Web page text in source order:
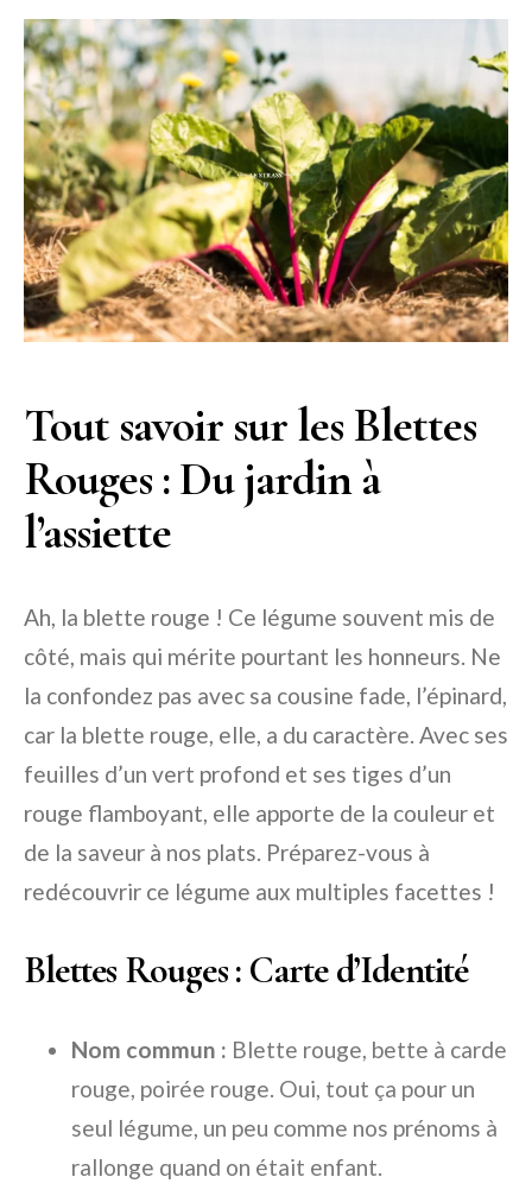
Tout savoir sur les Blettes
Rouges : Du jardin à
l’assiette
Ah, la blette rouge ! Ce légume souvent mis de
côté, mais qui mérite pourtant les honneurs. Ne
la confondez pas avec sa cousine fade, l’épinard,
car la blette rouge, elle, a du caractère. Avec ses
feuilles d’un vert profond et ses tiges d’un
rouge flamboyant, elle apporte de la couleur et
de la saveur à nos plats. Préparez-vous à
redécouvrir ce légume aux multiples facettes !
Blettes Rouges : Carte d’Identité
Nom commun : Blette rouge, bette à carde
rouge, poirée rouge. Oui, tout ça pour un
seul légume, un peu comme nos prénoms à
rallonge quand on était enfant.